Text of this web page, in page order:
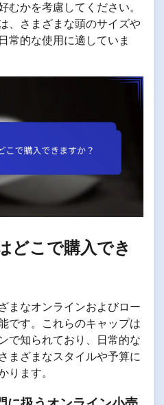
むかを考慮してください。
、さまざまな頭のサイズや
常的な使用に適していま
どこで購入でき
まなオンラインおよびロー
です。これらのキャップは
で知られており、日常的な
まざまなスタイルや予算に
ります。